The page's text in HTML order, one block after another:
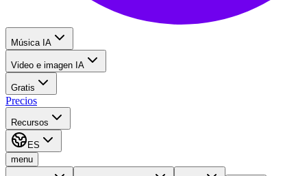
Música IA
Video e imagen IA
Gratis
Precios
Recursos
ES
menu